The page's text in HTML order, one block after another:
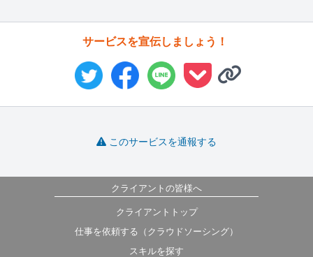
サービスを宣伝しましょう！
このサービスを通報する
クライアントの皆様へ
クライアントトップ
仕事を依頼する（クラウドソーシング）
スキルを探す